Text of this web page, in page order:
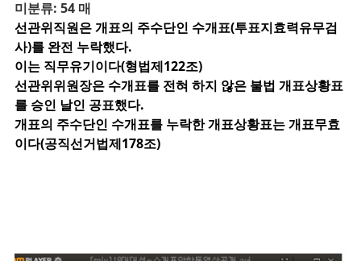
미분류: 54 매
선관위직원은 개표의 주수단인 수개표(투표지효력유무검
사)를 완전 누락했다.
이는 직무유기이다(형법제122조)
선관위위원장은 수개표를 전혀 하지 않은 불법 개표상황표
를 승인 날인 공표했다.
개표의 주수단인 수개표를 누락한 개표상황표는 개표무효
이다(공직선거법제178조)